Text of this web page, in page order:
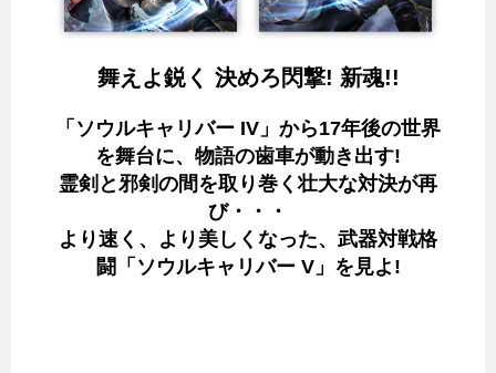
舞えよ鋭く 決めろ閃撃! 新魂!!
「ソウルキャリバー IV」から17年後の世界
を舞台に、物語の歯車が動き出す!
霊剣と邪剣の間を取り巻く壮大な対決が再
び・・・
より速く、より美しくなった、武器対戦格
闘「ソウルキャリバー V」を見よ!